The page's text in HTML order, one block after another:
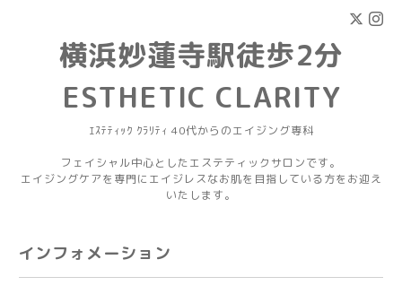
横浜妙蓮寺駅徒歩2分
ESTHETIC CLARITY
ｴｽﾃﾃｨｯｸ ｸﾗﾘﾃｨ 40代からのエイジング専科
フェイシャル中心としたエステティックサロンです。
エイジングケアを専門にエイジレスなお肌を目指している方をお迎え
いたします。
インフォメーション